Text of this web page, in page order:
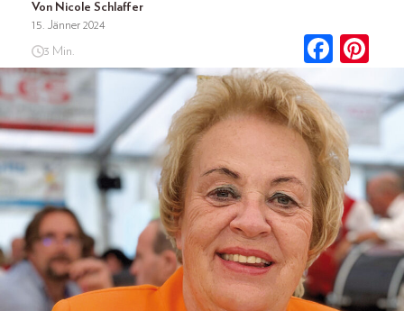
Von Nicole Schlaffer
15. Jänner 2024
3 Min.